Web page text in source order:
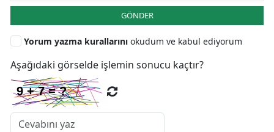
GÖNDER
Yorum yazma kurallarını okudum ve kabul ediyorum
Aşağıdaki görselde işlemin sonucu kaçtır?